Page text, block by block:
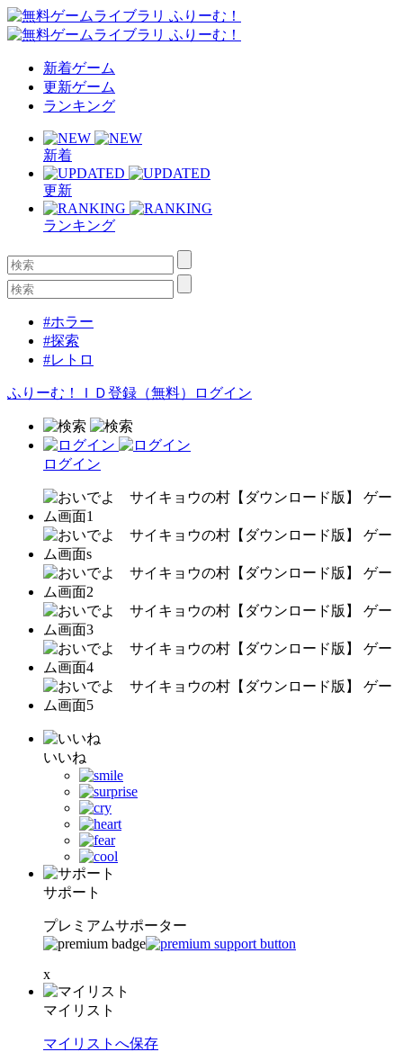
新着ゲーム
更新ゲーム
ランキング
新着
更新
ランキング
#ホラー
#探索
#レトロ
ふりーむ！ＩＤ登録（無料） ログイン
ログイン
いいね
サポート
プレミアムサポーター
x
マイリスト
マイリストへ保存